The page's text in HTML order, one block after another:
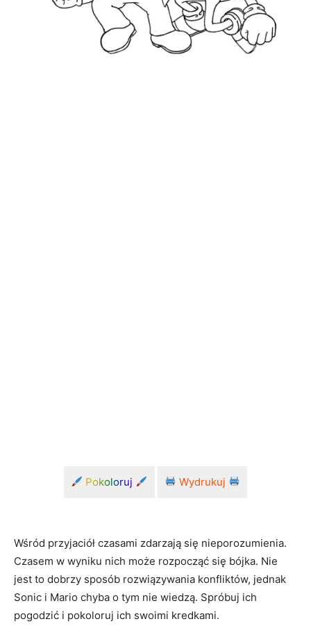
Pokoloruj Wydrukuj
Wśród przyjaciół czasami zdarzają się nieporozumienia.
Czasem w wyniku nich może rozpocząć się bójka. Nie
jest to dobrzy sposób rozwiązywania konfliktów, jednak
Sonic i Mario chyba o tym nie wiedzą. Spróbuj ich
pogodzić i pokoloruj ich swoimi kredkami.